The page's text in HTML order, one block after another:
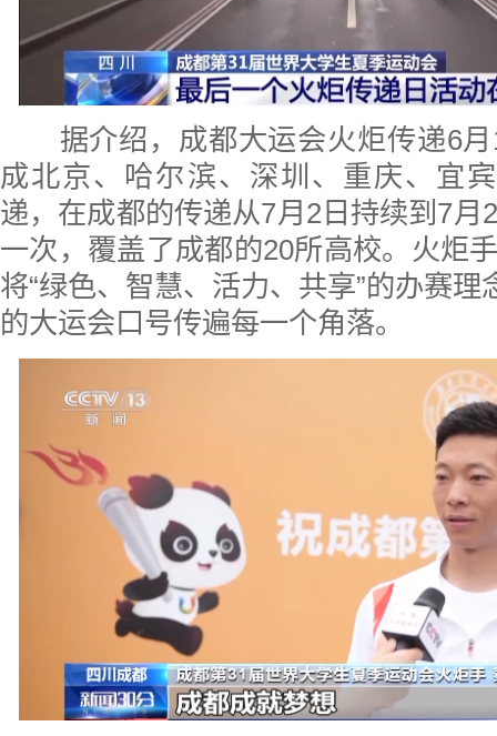
据介绍，成都大运会火炬传递6月
成北京、哈尔滨、深圳、重庆、宜
递，在成都的传递从7月2日持续到7月
一次，覆盖了成都的20所高校。火炬
将“绿色、智慧、活力、共享”的办赛理
的大运会口号传遍每一个角落。